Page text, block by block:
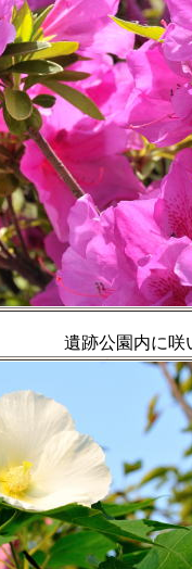
遺跡公園内に咲